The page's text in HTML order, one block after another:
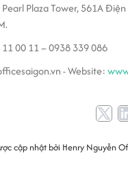
Plaza Tower, 561A Điện
00 11 – 0938 339 086
- Website:
cập nhật bởi Henry Nguyễn